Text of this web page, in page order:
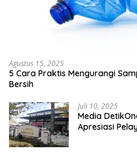
Agustus 15, 2025
5 Cara Praktis Mengurangi
Bersih
Juli 10, 2025
Media
Apresiasi